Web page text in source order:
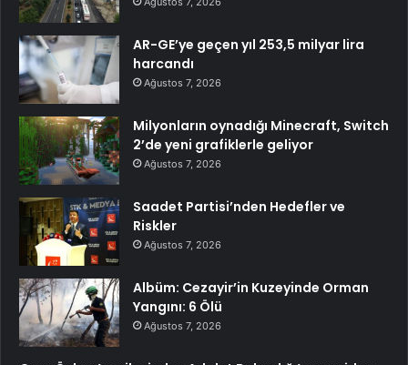
AR-GE’ye geçen yıl 253,5 milyar lira
harcandı
Ağustos 7, 2026
Milyonların oynadığı Minecraft, Switch
2’de yeni grafiklerle geliyor
Ağustos 7, 2026
Saadet Partisi’nden Hedefler ve
Riskler
Ağustos 7, 2026
Albüm: Cezayir’in Kuzeyinde Orman
Yangını: 6 Ölü
Ağustos 7, 2026